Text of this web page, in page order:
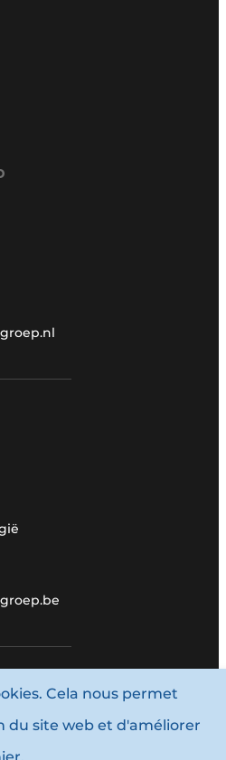
Louwersmediagroep.
Cela nous permet
du site web et d'améliorer